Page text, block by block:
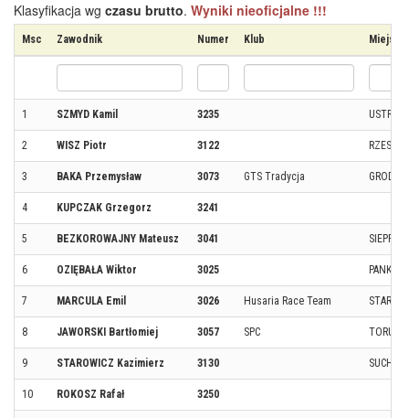
Klasyfikacja wg czasu brutto. Wyniki nieoficjalne !!!
Msc Zawodnik Numer Klub
1 SZMYD Kamil 3235
2 WISZ Piotr 3122
3 BAKA Przemysław 3073 GTS Tradycja
4 KUPCZAK Grzegorz 3241
5 BEZKOROWAJNY Mateusz 3041 SIEPRAW
6 OZIĘBAŁA Wiktor 3025 PANKI
7 MARCULA Emil 3026 Husaria Race Team
8 JAWORSKI Bartłomiej 3057 SPC TORUŃ
9 STAROWICZ Kazimierz 3130 SUCHA
10 ROKOSZ Rafał 3250